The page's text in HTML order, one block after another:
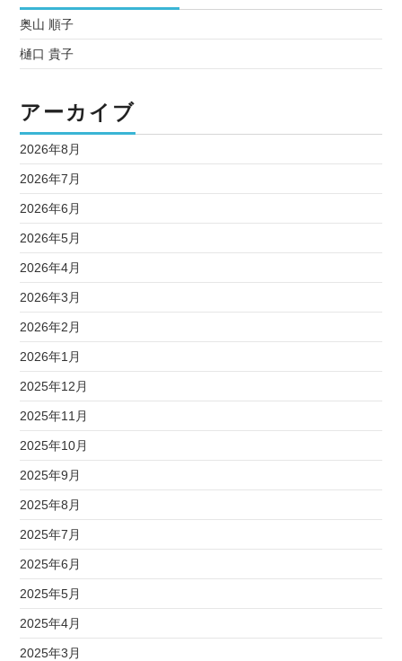
奥山 順子
樋口 貴子
アーカイブ
2026年8月
2026年7月
2026年6月
2026年5月
2026年4月
2026年3月
2026年2月
2026年1月
2025年12月
2025年11月
2025年10月
2025年9月
2025年8月
2025年7月
2025年6月
2025年5月
2025年4月
2025年3月